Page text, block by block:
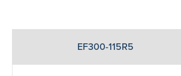
EF300-115R5